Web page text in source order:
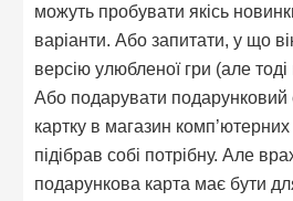
можуть пробувати якісь
варіанти. Або запитати, у що
версію улюбленої гри (але
Або подарувати подарунковий
картку в магазин
підібрав собі потрібну. Але
подарункова карта має бути для